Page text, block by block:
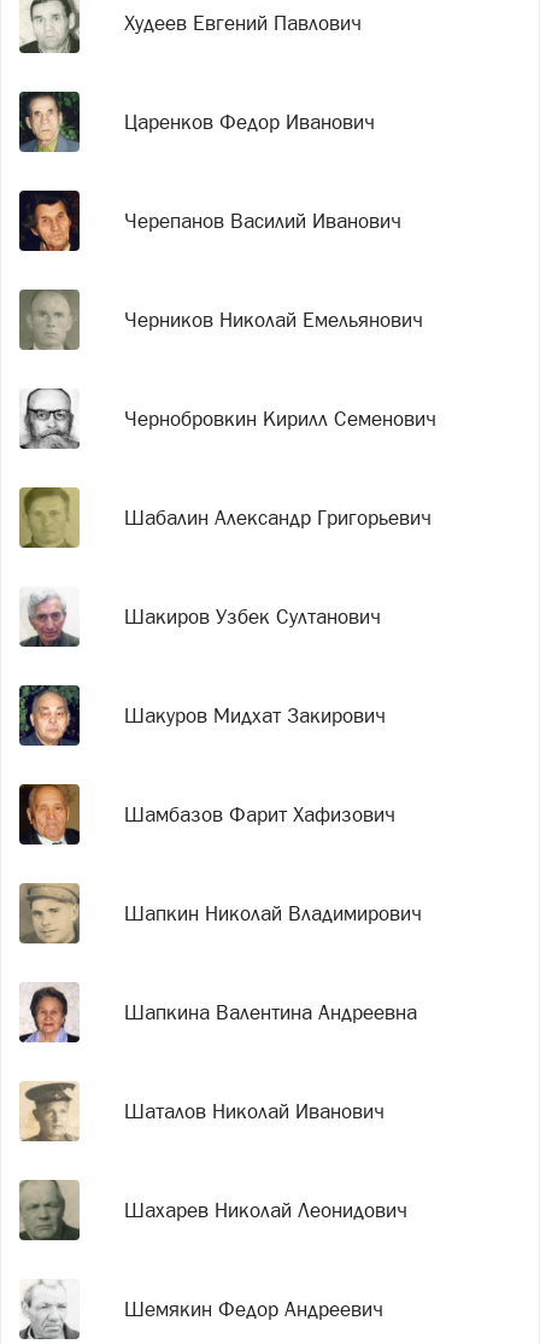
Худеев Евгений Павлович
Царенков Федор Иванович
Черепанов Василий Иванович
Черников Николай Емельянович
Чернобровкин Кирилл Семенович
Шабалин Александр Григорьевич
Шакиров Узбек Султанович
Шакуров Мидхат Закирович
Шамбазов Фарит Хафизович
Шапкин Николай Владимирович
Шапкина Валентина Андреевна
Шаталов Николай Иванович
Шахарев Николай Леонидович
Шемякин Федор Андреевич